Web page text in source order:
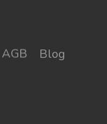
AGB
Blog